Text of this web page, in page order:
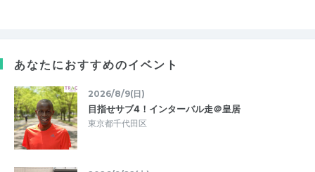
あなたにおすすめのイベント
2026/8/9(日)
目指せサブ4！インターバル走＠皇居
東京都千代田区